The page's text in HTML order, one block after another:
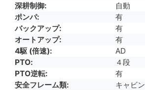
深耕制御
自動
ポンパ
有
バックアップ
有
オートアップ
有
4駆 (倍速)
AD
PTO
４段
PTO逆転
有
安全フレーム類
キャビン